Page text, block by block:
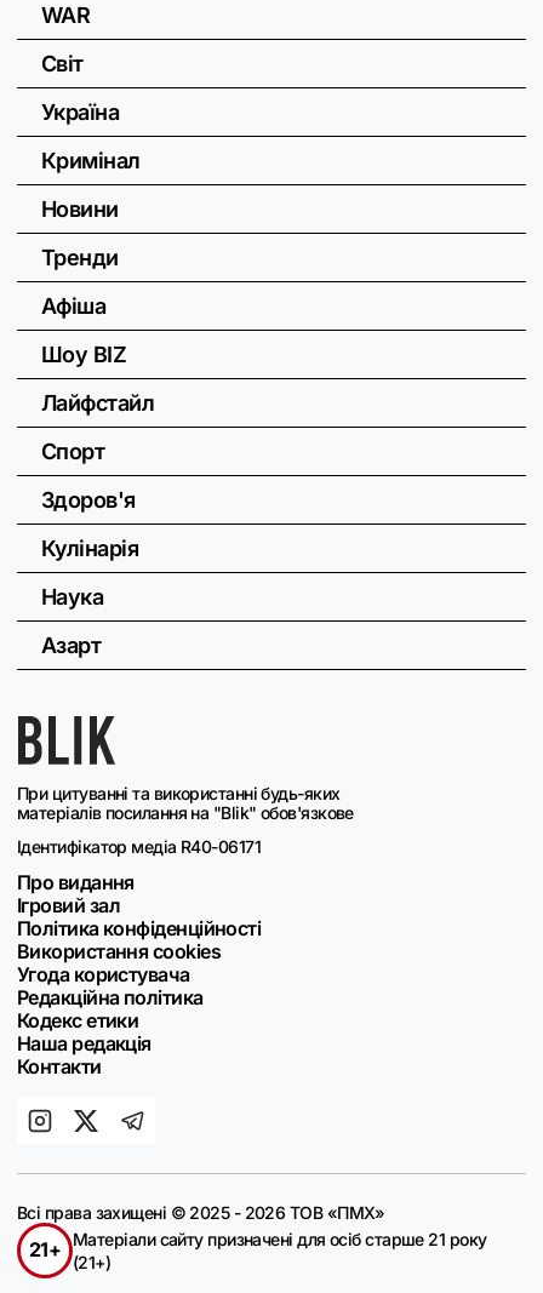
При цитуванні та використанні будь-яких
матеріалів посилання на "Blik" обов'язкове
Ідентифікатор медіа R40-06171
Про видання
Ігровий зал
Політика конфіденційності
Використання cookies
Угода користувача
Редакційна політика
Кодекс етики
Наша редакція
Контакти
WAR
Світ
Україна
Кримінал
Новини
Тренди
Афіша
Шоу BIZ
Лайфстайл
Спорт
Здоров'я
Кулінарія
Наука
Азарт
Всі права захищені © 2025 - 2026 ТОВ «ПМХ»
21+
Матеріали сайту призначені для осіб старше 21 року
(21+)